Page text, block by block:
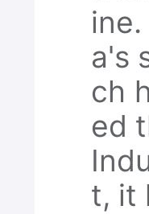
a's
ch
ed
t, it